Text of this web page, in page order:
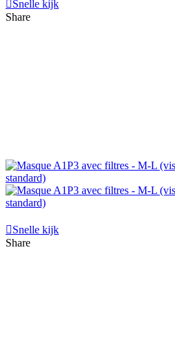
Snelle kijk
Share
Snelle kijk
Share